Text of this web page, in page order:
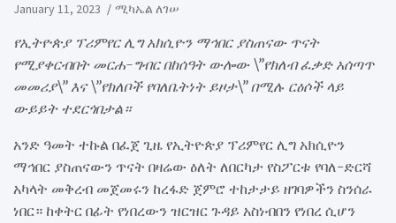
January 11, 2023 ሚካኤል ለገሠ
የኢትዮጵያ ፕሪምየር ሊግ አክሲዮን ማኅበር ያስጠናው ጥናት
የሚያቀርብበት መርሐ-ግብር በከሰዓት ውሎው \”የክለብ ፈቃድ አሰጣጥ
መመሪያ\” እና \”የክለቦች የባለቤትነት ይዞታ\” በሚሉ ርዕሶች ላይ
ውይይት ተደርጎበታል።
አንድ ዓመት ተኩል በፈጀ ጊዜ የኢትዮጵያ ፕሪምየር ሊግ አክሲዮን
ማኅበር ያስጠናውን ጥናት በዛሬው ዕለት ለበርካታ የስፖርቱ የባለ-ድርሻ
አካላት መቅረብ መጀመሩን ከረፋድ ጀምሮ ተከታታይ ዘገባዎችን ስንሰራ
ነበር። ከቀትር በፊት የነበረውን ዝርዝር ጉዳይ አስነብበን የነበረ ሲሆን